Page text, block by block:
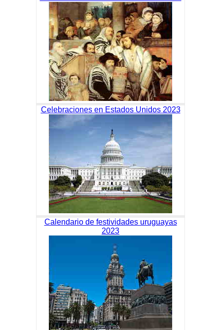
Celebraciones en Estados Unidos 2023
Calendario de festividades uruguayas
2023